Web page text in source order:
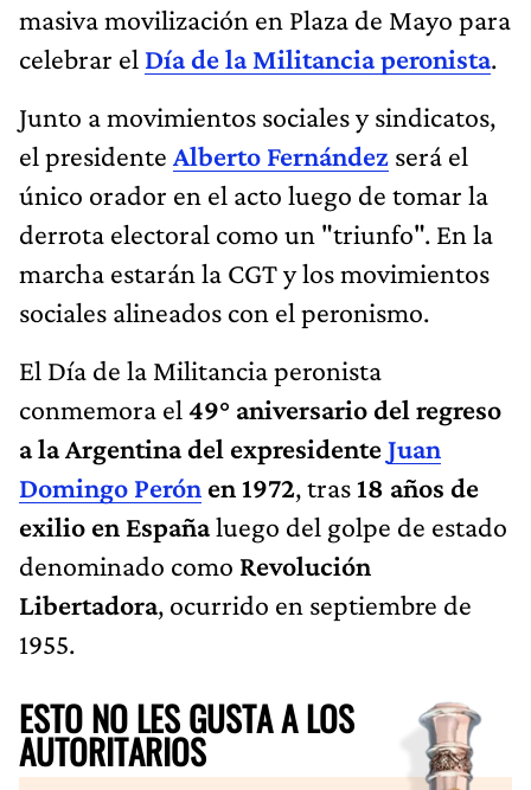
masiva movilización en Plaza de Mayo para
celebrar el Día de la Militancia peronista.
Junto a movimientos sociales y sindicatos,
el presidente Alberto Fernández será el
único orador en el acto luego de tomar la
derrota electoral como un "triunfo". En la
marcha estarán la CGT y los movimientos
sociales alineados con el peronismo.
El Día de la Militancia peronista
conmemora el 49° aniversario del regreso
a la Argentina del expresidenteJuan
Domingo Perón en 1972, tras18 años de
exilio en Españaluego del golpe de estado
denominado como Revolución
Libertadora, ocurrido en septiembre de
1955.
ESTO NO LES GUSTA A LOS
AUTORITARIOS